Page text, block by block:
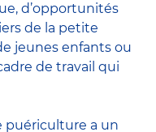
d’opportunités
de la petite
jeunes enfants ou
de travail qui
puériculture a un